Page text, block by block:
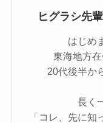
ヒグラシ先
はじめ
東海地方在
20代後半か
長く
「コレ、先に